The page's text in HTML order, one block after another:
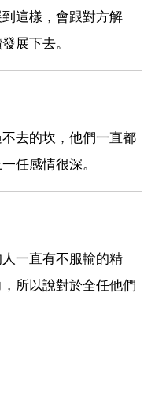
這樣，會跟對方解
展下去。
去的坎，他們一直都
任感情很深。
一直有不服輸的精
所以說對於全任他們